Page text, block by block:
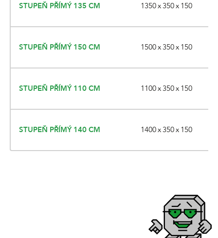
STUPEŇ PŘÍMÝ 135 CM 1350 x 350 x 150
STUPEŇ PŘÍMÝ 150 CM 1500 x 350 x 150
STUPEŇ PŘÍMÝ 110 CM 1100 x 350 x 150
STUPEŇ PŘÍMÝ 140 CM 1400 x 350 x 150